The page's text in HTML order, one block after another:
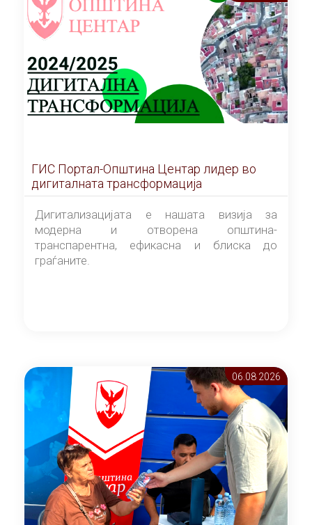
ГИС Портал-Општина Центар лидер во
дигиталната трансформација
Дигитализацијата е нашата визија за
модерна и отворена општина-
транспарентна, ефикасна и блиска до
граѓаните.
06.08 2026